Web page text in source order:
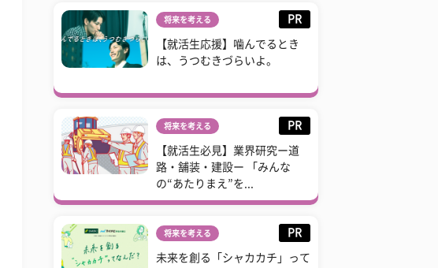
将来を考える PR
【就活生応援】噛んでるとき
は、うつむきづらいよ。
将来を考える PR
【就活生必見】業界研究ー道
路・舗装・建設ー 「みんな
の“あたりまえ”を...
将来を考える PR
未来を創る「シャカカチ」って